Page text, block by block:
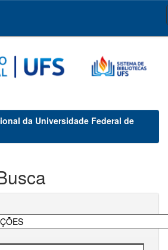
da Universidade Federal de